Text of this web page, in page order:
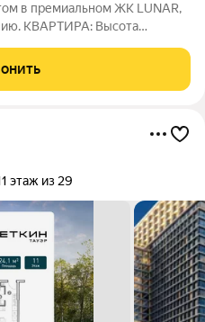
в премиальном ЖК LUNAR,
Высота
района; Остается
этаж из 29